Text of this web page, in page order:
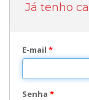
Já tenho
E-mail *
Senha *